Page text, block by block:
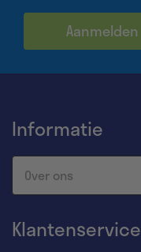
Aanmelden
Informatie
Over ons
Klantenservice